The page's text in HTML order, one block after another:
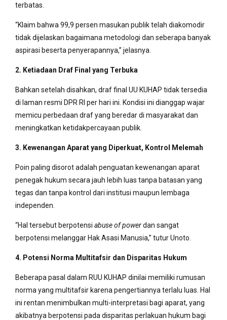
terbatas.
“Klaim bahwa 99,9 persen masukan publik telah diakomodir
tidak dijelaskan bagaimana metodologi dan seberapa banyak
aspirasi beserta penyerapannya,” jelasnya.
2. Ketiadaan Draf Final yang Terbuka
Bahkan setelah disahkan, draf final UU KUHAP tidak tersedia
di laman resmi DPR RI per hari ini. Kondisi ini dianggap wajar
memicu perbedaan draf yang beredar di masyarakat dan
meningkatkan ketidakpercayaan publik.
3. Kewenangan Aparat yang Diperkuat, Kontrol Melemah
Poin paling disorot adalah penguatan kewenangan aparat
penegak hukum secara jauh lebih luas tanpa batasan yang
tegas dan tanpa kontrol dari institusi maupun lembaga
independen.
“Hal tersebut berpotensi abuse of powerdan sangat
berpotensi melanggar Hak Asasi Manusia,” tutur Unoto.
4. Potensi Norma Multitafsir dan Disparitas Hukum
Beberapa pasal dalam RUU KUHAP dinilai memiliki rumusan
norma yang multitafsir karena pengertiannya terlalu luas. Hal
ini rentan menimbulkan multi-interpretasi bagi aparat, yang
akibatnya berpotensi pada disparitas perlakuan hukum bagi